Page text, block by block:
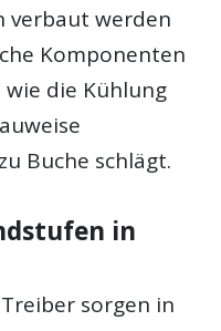
verbaut werden
Komponenten
wie die Kühlung
Buche schlägt.
in
sorgen in